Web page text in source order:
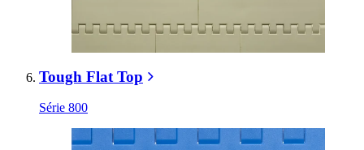
Tough Flat Top
Série 800